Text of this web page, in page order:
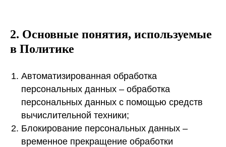
2. Основные понятия, используемые
в Политике
Автоматизированная обработка
персональных данных – обработка
персональных данных с помощью средств
вычислительной техники;
Блокирование персональных данных –
временное прекращение обработки